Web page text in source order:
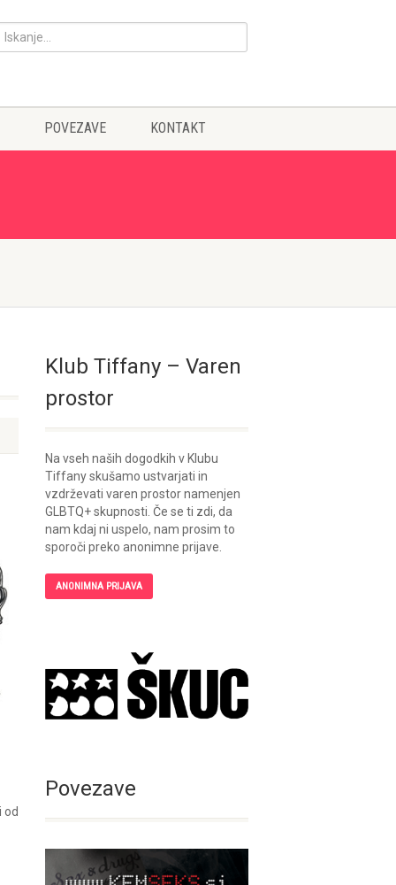
POVEZAVE KONTAKT
od
Klub Tiffany – Varen
prostor
Na vseh naših dogodkih v Klubu
Tiffany skušamo ustvarjati in
vzdrževati varen prostor namenjen
GLBTQ+ skupnosti. Če se ti zdi, da
nam kdaj ni uspelo, nam prosim to
sporoči preko anonimne prijave.
ANONIMNA PRIJAVA
Povezave